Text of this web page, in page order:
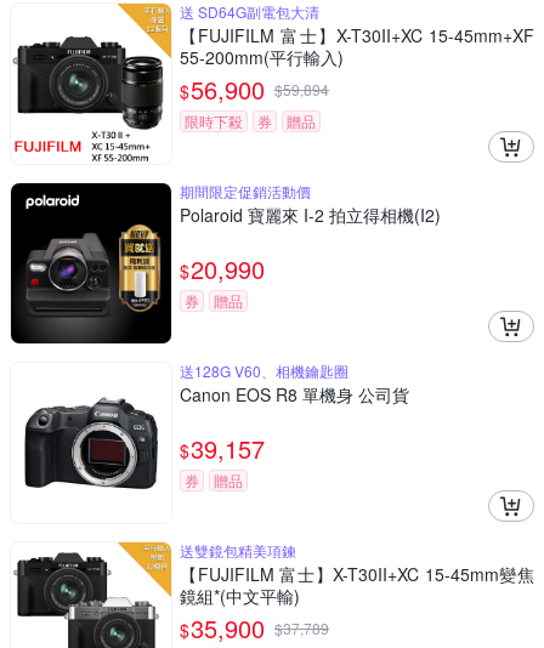
送 SD64G副電包大清
【FUJIFILM 富士】X-T30II+XC 15-45mm+XF
55-200mm(平行輸入)
$56,900 $59,894
限時下殺
券 贈品
期間限定促銷活動價
Polaroid 寶麗來 I-2 拍立得相機(I2)
$20,990
券 贈品
送128G V60、相機鑰匙圈
Canon EOS R8 單機身 公司貨
$39,157
券 贈品
送雙鏡包精美項鍊
【FUJIFILM 富士】X-T30II+XC 15-45mm變焦
鏡組*(中文平輸)
$35,900 $37,789